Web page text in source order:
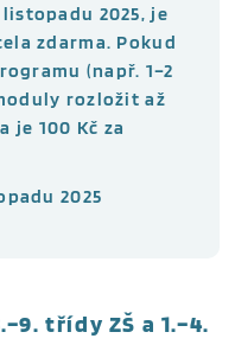
2025, je
zdarma. Pokud
(např. 1–2
rozložit až
je 100 Kč za
2025
třídy ZŠ a 1.–4.